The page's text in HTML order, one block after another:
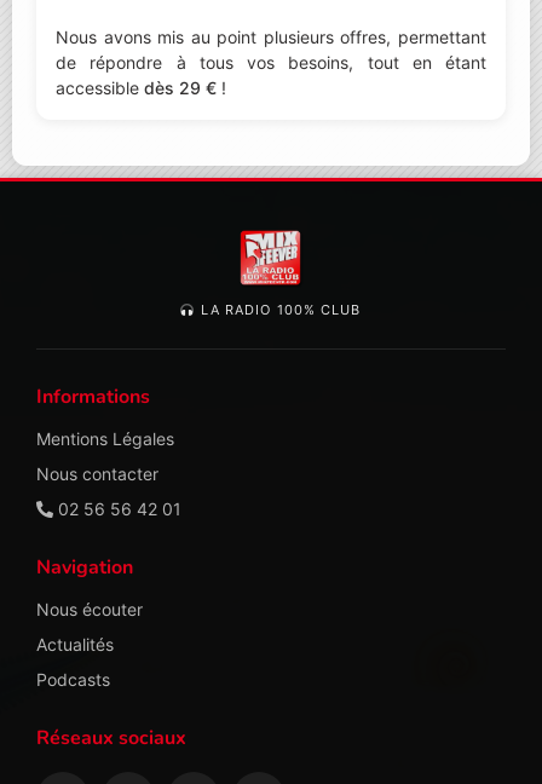
Nous avons mis au point plusieurs offres, permettant
de répondre à tous vos besoins, tout en étant
accessible dès 29 € !
LA RADIO 100% CLUB
Informations
Mentions Légales
Nous contacter
02 56 56 42 01
Navigation
Nous écouter
Actualités
Podcasts
Réseaux sociaux